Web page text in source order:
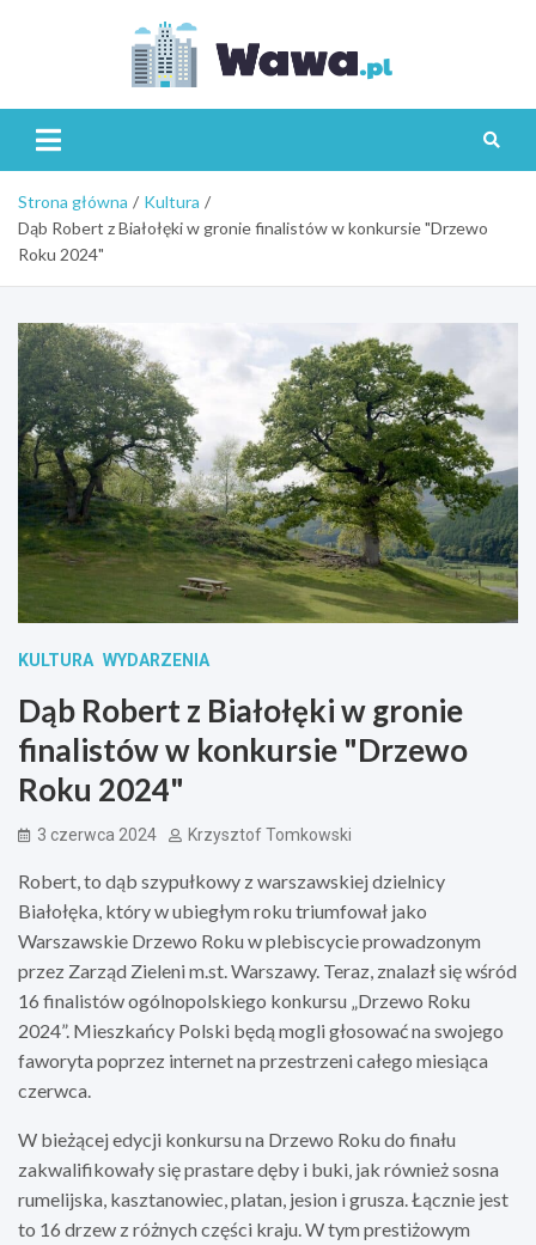
Strona główna
Kultura
Dąb Robert z Białołęki w gronie finalistów w konkursie "Drzewo
Roku 2024"
KULTURA WYDARZENIA
Dąb Robert z Białołęki w gronie
finalistów w konkursie "Drzewo
Roku 2024"
3 czerwca 2024 Krzysztof Tomkowski
Robert, to dąb szypułkowy z warszawskiej dzielnicy
Białołęka, który w ubiegłym roku triumfował jako
Warszawskie Drzewo Roku w plebiscycie prowadzonym
przez Zarząd Zieleni m.st. Warszawy. Teraz, znalazł się wśród
16 finalistów ogólnopolskiego konkursu „Drzewo Roku
2024”. Mieszkańcy Polski będą mogli głosować na swojego
faworyta poprzez internet na przestrzeni całego miesiąca
czerwca.
W bieżącej edycji konkursu na Drzewo Roku do finału
zakwalifikowały się prastare dęby i buki, jak również sosna
rumelijska, kasztanowiec, platan, jesion i grusza. Łącznie jest
to 16 drzew z różnych części kraju. W tym prestiżowym